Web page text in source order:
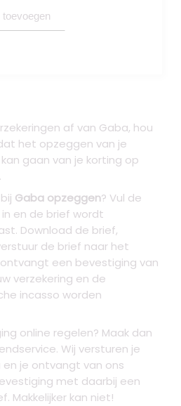
af van Gaba, hou
het opzeggen van je
gaan van je korting op
Gaba opzeggen? Vul de
en de brief wordt
Download de brief,
de brief naar het
een bevestiging van
verzekering en de
incasso worden
online regelen? Maak dan
Wij versturen je
en je ontvangt van ons
met daarbij een
Makkelijker kan niet!